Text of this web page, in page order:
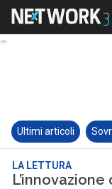
Ultimi articoli
LA LETTURA